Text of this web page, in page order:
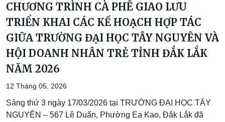
CHƯƠNG TRÌNH CÀ PHÊ GIAO LƯU
TRIỂN KHAI CÁC KẾ HOẠCH HỢP TÁC
GIỮA TRƯỜNG ĐẠI HỌC TÂY NGUYÊN VÀ
HỘI DOANH NHÂN TRẺ TỈNH ĐẮK LẮK
NĂM 2026
12 Tháng 05, 2026
Sáng thứ 3 ngày 17/03/2026 tại TRƯỜNG ĐẠI HỌC TÂY
NGUYÊN – 567 Lê Duẩn, Phường Ea Kao, Đắk Lắk đã